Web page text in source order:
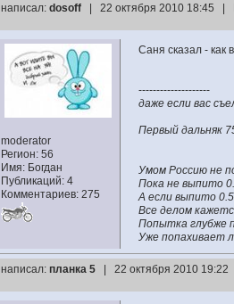
написал: dosoff | 22 октября 2010 18:45 |
moderator
Регион: 56
Имя: Богдан
Публикаций: 4
Комментариев: 275
Саня сказал - как
--------------------
даже если вас
Первый дальняк
Умом Россию не
Пока не выпито
А если выпито 0.5
Все делом
Попытка глубже
Уже попахивает
написал: планка 5 | 22 октября 2010